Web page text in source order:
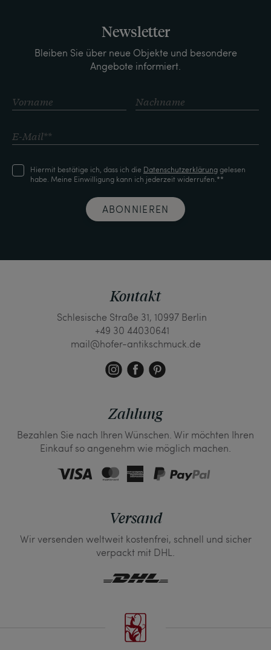
Newsletter
Bleiben Sie über neue Objekte und besondere
Angebote informiert.
Hiermit bestätige ich, dass ich die Daten­schutz­erklärunggelesen
habe. Meine Einwilligung kann ich jederzeit widerrufen.**
ABONNIEREN
Kontakt
Schlesische Straße 31, 10997 Berlin
+49 30 44030641
mail@hofer-antikschmuck.de
Zahlung
Bezahlen Sie nach Ihren Wünschen. Wir möchten Ihren
Einkauf so angenehm wie möglich machen.
Versand
Wir versenden weltweit kostenfrei, schnell und sicher
verpackt mit DHL.